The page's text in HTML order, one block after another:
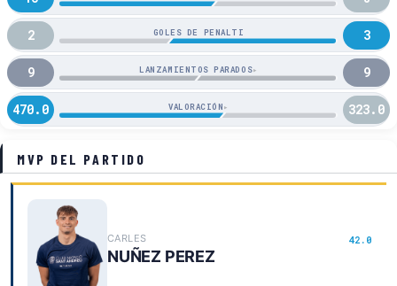
2 GOLES DE PENALTI 3
9 LANZAMIENTOS PARADOS▸ 9
470.0 VALORACIÓN ▸ 323.0
MVP DEL PARTIDO
CARLES 42.0
NUÑEZ PEREZ